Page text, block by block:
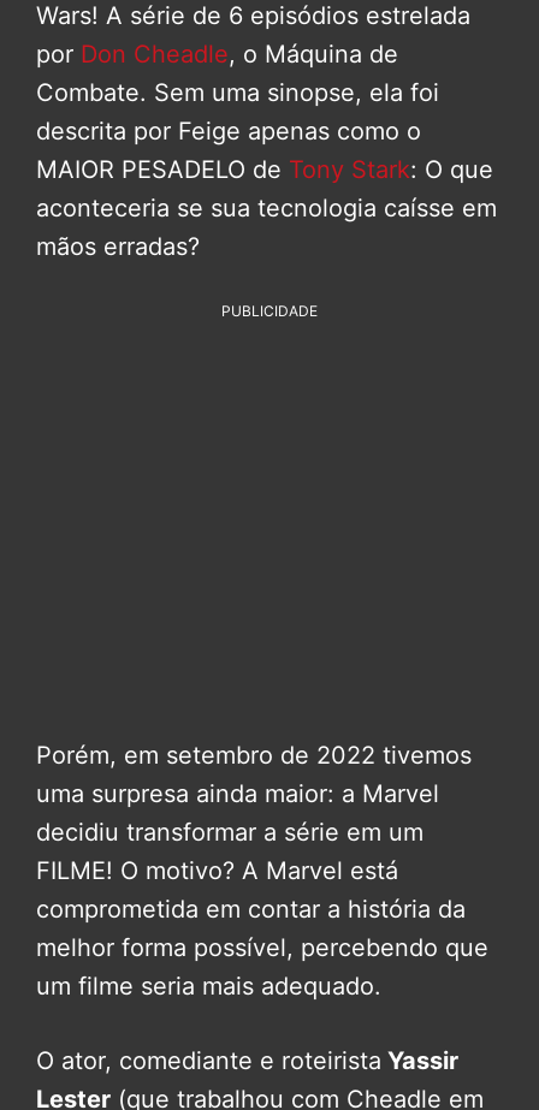
Wars! A série de 6 episódios estrelada
por Don Cheadle, o Máquina de
Combate. Sem uma sinopse, ela foi
descrita por Feige apenas como o
MAIOR PESADELO de Tony Stark: O que
aconteceria se sua tecnologia caísse em
mãos erradas?
PUBLICIDADE
Porém, em setembro de 2022 tivemos
uma surpresa ainda maior: a Marvel
decidiu transformar a série em um
FILME! O motivo? A Marvel está
comprometida em contar a história da
melhor forma possível, percebendo que
um filme seria mais adequado.
O ator, comediante e roteirista Yassir
Lester (que trabalhou com Cheadle em